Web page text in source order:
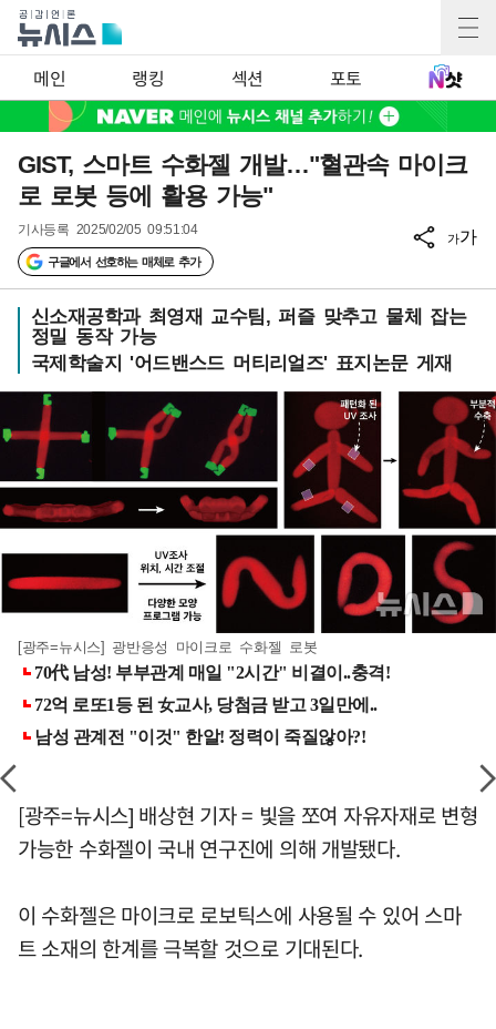
메인 랭킹 섹션 포토
GIST, 스마트 수화젤 개발…"혈관속 마이크
로 로봇 등에 활용 가능"
기사등록 2025/02/05 09:51:04
구글에서 선호하는 매체로 추가
가가
신소재공학과 최영재 교수팀, 퍼즐 맞추고 물체 잡는
정밀 동작 가능
국제학술지 '어드밴스드 머티리얼즈' 표지논문 게재
[광주=뉴시스] 광반응성 마이크로 수화젤 로봇
[광주=뉴시스] 배상현 기자 = 빛을 쪼여 자유자재로 변형
가능한 수화젤이 국내 연구진에 의해 개발됐다.
이 수화젤은 마이크로 로보틱스에 사용될 수 있어 스마
트 소재의 한계를 극복할 것으로 기대된다.